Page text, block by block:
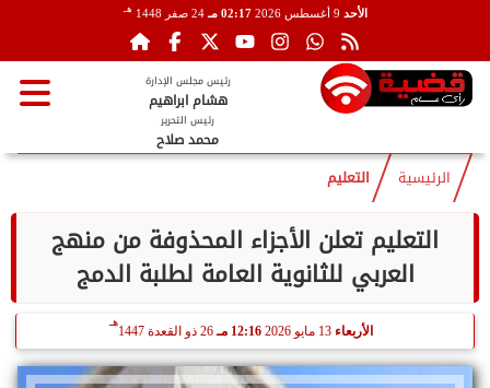
الأحد 02:17 مـ 24 صفر 1448 هـ
رئيس مجلس الإدارة
هشام ابراهيم
رئيس التحرير
محمد صلاح
الرئيسية التعليم
التعليم تعلن الأجزاء المحذوفة من منهج
العربي للثانوية العامة لطلبة الدمج
الأربعاء 13 مايو 2026 12:16 مـ 26 ذو القعدة 1447
هـ